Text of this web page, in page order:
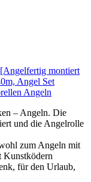
montiert
Angel Set
Angeln
– Angeln. Die
und die Angelrolle
zum Angeln mit
Kunstködern
für den Urlaub,